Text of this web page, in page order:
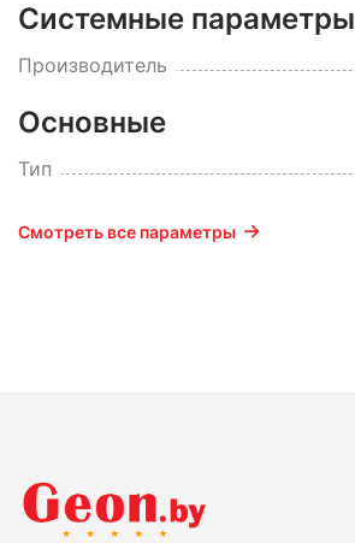
Системные параметры
Производитель
Основные
Тип
Смотреть все параметры